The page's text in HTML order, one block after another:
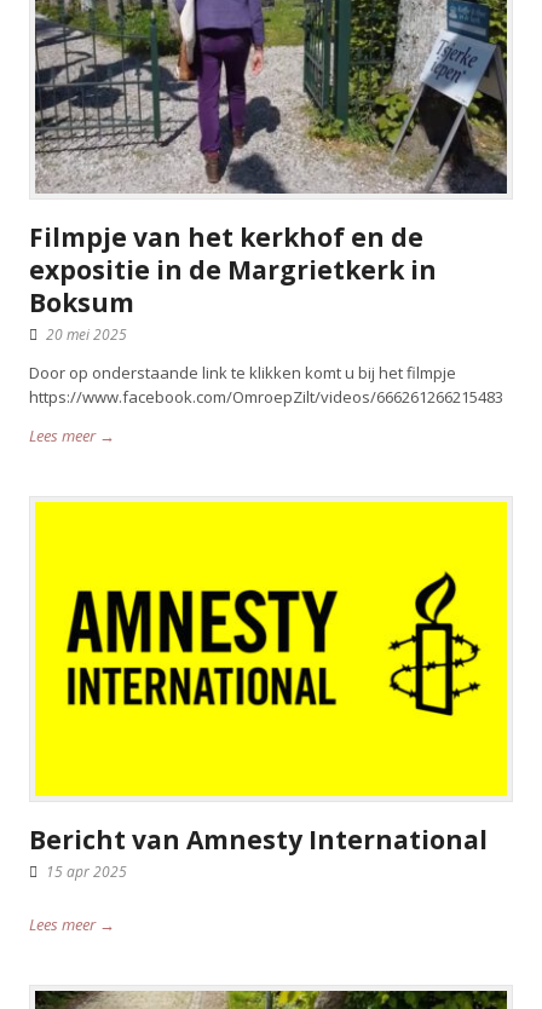
Filmpje van het kerkhof en de
expositie in de Margrietkerk in
Boksum
20 mei 2025
Door op onderstaande link te klikken komt u bij het filmpje
https://www.facebook.com/OmroepZilt/videos/666261266215483
Lees meer →
Bericht van Amnesty International
15 apr 2025
Lees meer →